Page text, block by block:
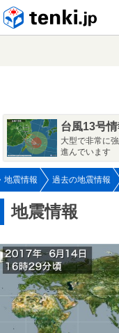
台風13号
大型で非常に
進んでいます
地震情報 過去の地震情報
地震情報